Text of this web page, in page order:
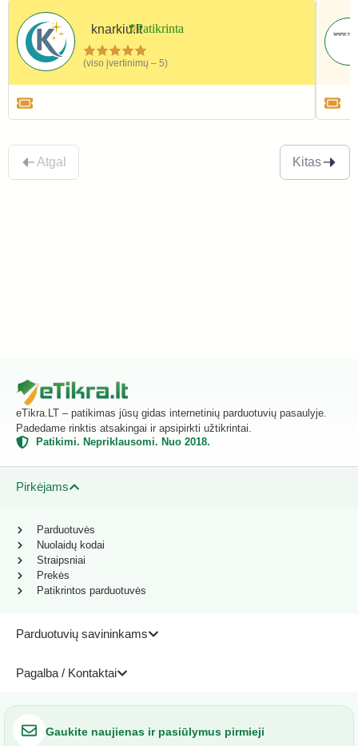
knarkiu.lt
(viso įvertinimų – 5)
Atgal Kitas
eTikra.LT – patikimas jūsų gidas internetinių parduotuvių pasaulyje.
Padedame rinktis atsakingai ir apsipirkti užtikrintai.
Patikimi. Nepriklausomi. Nuo 2018.
Pirkėjams
Parduotuvių savininkams
Pagalba / Kontaktai
Parduotuvės
Nuolaidų kodai
Straipsniai
Prekės
Patikrintos parduotuvės
Gaukite naujienas ir pasiūlymus pirmieji